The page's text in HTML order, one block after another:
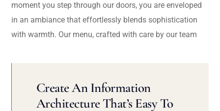
moment you step through our doors, you are enveloped
in an ambiance that effortlessly blends sophistication
with warmth. Our menu, crafted with care by our team
Create An Information
Architecture That’s Easy To